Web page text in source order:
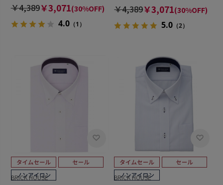
￥4,389￥3,071(30%OFF)
4.0（1）
シャツ
￥4,389￥3,071(30%OFF)
5.0 （2）
BRICK HOUSE BRICK HOUSE